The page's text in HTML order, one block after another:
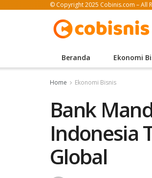
© Copyright 2025 Cobinis.com – All
Beranda Ekonomi
Home Ekonomi Bisnis
Bank
Indonesia
Global